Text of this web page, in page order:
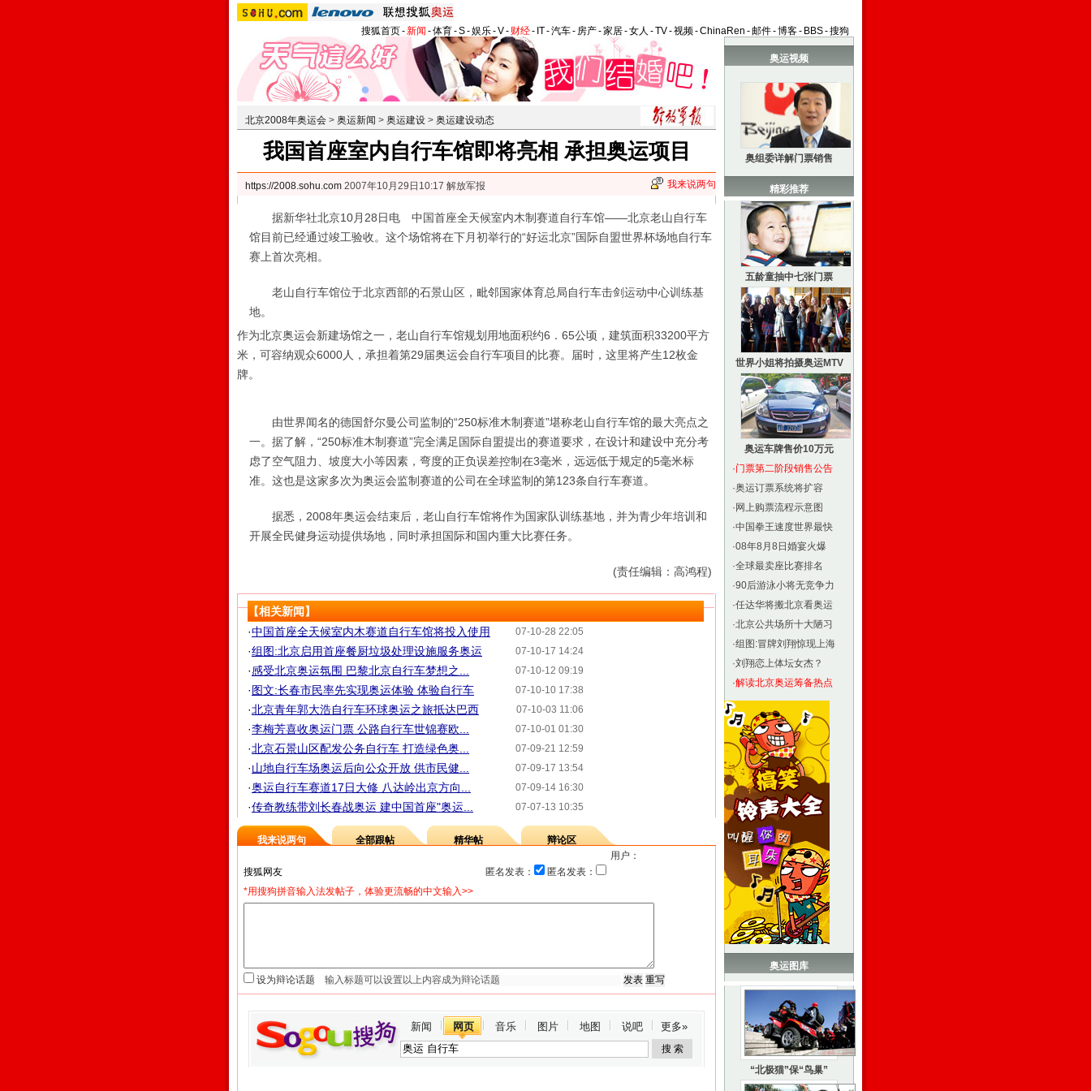
搜狐首页-新闻 -体育-S-娱乐-V- 财经- IT-汽车- 房产-家居-女人 -TV-视频-ChinaRen -邮件-博客- BBS-搜狗
北京2008年奥运会 > 奥运新闻 > 奥运建设 > 奥运建设动态
我国首座室内自行车馆即将亮相 承担奥运项目
https://2008.sohu.com 2007年10月29日10:17 解放军报 我来说两句
据新华社北京10月28日电 中国首座全天候室内木制赛道自行车馆——北京老山自行车
馆目前已经通过竣工验收。这个场馆将在下月初举行的“好运北京”国际自盟世界杯场地自行车
赛上首次亮相。
老山自行车馆位于北京西部的石景山区，毗邻国家体育总局自行车击剑运动中心训练基
地。
作为北京奥运会新建场馆之一，老山自行车馆规划用地面积约6．65公顷，建筑面积33200平方
米，可容纳观众6000人，承担着第29届奥运会自行车项目的比赛。届时，这里将产生12枚金
牌。
由世界闻名的德国舒尔曼公司监制的“250标准木制赛道”堪称老山自行车馆的最大亮点之
一。据了解，“250标准木制赛道”完全满足国际自盟提出的赛道要求，在设计和建设中充分考
虑了空气阻力、坡度大小等因素，弯度的正负误差控制在3毫米，远远低于规定的5毫米标
准。这也是这家多次为奥运会监制赛道的公司在全球监制的第123条自行车赛道。
据悉，2008年奥运会结束后，老山自行车馆将作为国家队训练基地，并为青少年培训和
开展全民健身运动提供场地，同时承担国际和国内重大比赛任务。
(责任编辑：高鸿程)
【相关新闻】
07-10-28 22:05
·中国首座全天候室内木赛道自行车馆将投入使用
07-10-17 14:24
·组图:北京启用首座餐厨垃圾处理设施服务奥运
07-10-12 09:19
·感受北京奥运氛围 巴黎北京自行车梦想之...
07-10-10 17:38
·图文:长春市民率先实现奥运体验 体验自行车
07-10-03 11:06
·北京青年郭大浩自行车环球奥运之旅抵达巴西
07-10-01 01:30
·李梅芳喜收奥运门票 公路自行车世锦赛欧...
07-09-21 12:59
·北京石景山区配发公务自行车 打造绿色奥...
07-09-17 13:54
·山地自行车场奥运后向公众开放 供市民健...
07-09-14 16:30
·奥运自行车赛道17日大修 八达岭出京方向...
07-07-13 10:35
·传奇教练带刘长春战奥运 建中国首座"奥运...
我来说两句 全部跟帖 精华帖
辩论区
用户：
匿名发表：
匿名发表：
*用搜狗拼音输入法发帖子，体验更流畅的中文输入>>
设为辩论话题
新闻 网页 音乐 图片 地图 说吧 更多»
奥运视频
奥组委详解门票销售
精彩推荐
五龄童抽中七张门票
世界小姐将拍摄奥运MTV
奥运车牌售价10万元
·门票第二阶段销售公告
·奥运订票系统将扩容
· 网上购票流程示意图
·中国拳王速度世界最快
·08年8月8日婚宴火爆
·全球最卖座比赛排名
·90后游泳小将无竞争力
·任达华将搬北京看奥运
·北京公共场所十大陋习
·组图:冒牌刘翔惊现上海
·刘翔恋上体坛女杰？
·解读北京奥运筹备热点
奥运图库
“北极猫”保“鸟巢”